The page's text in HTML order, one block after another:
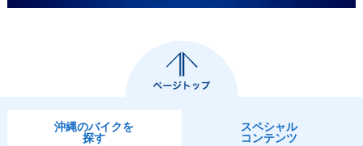
沖縄のバイクを
探す
スペシャル
コンテンツ